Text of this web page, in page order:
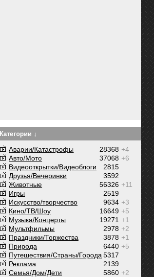
Категории ↓
+4
28368
Аварии/Катастрофы
+6
37068
Авто/Мото
2815
Видеооткрытки/Видеоблоги
3592
Друзья/Вечеринки
+11
56326
Животные
2519
Игры
+3
9634
Искусство/творчество
+5
16649
Кино/ТВ/Шоу
+1
19271
Музыка/Концерты
+2
2978
Мультфильмы
+1
3878
Праздники/Торжества
+5
6440
Природа
5317
Путешествия/Cтраны/Города
2139
Реклама
+2
5860
Семья/Дом/Дети